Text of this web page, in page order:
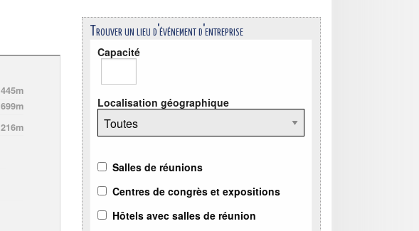
445m
699m
216m
Trouver un lieu d'événement d'entreprise
Capacité
Localisation géographique
Salles de réunions
Centres de congrès et expositions
Hôtels avec salles de réunion